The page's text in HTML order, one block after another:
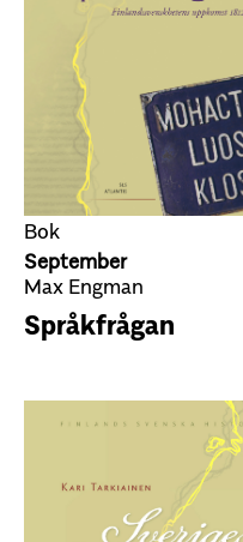
Bok
September
Max Engman
Språkfrågan